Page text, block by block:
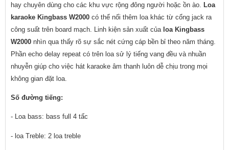
hay chuyên dùng cho các khu vực rộng đông người hoặc ồn ào. Loa
karaoke Kingbass W2000 có thể nối thêm loa khác từ cổng jack ra
công suất trên board mạch. Linh kiện sản xuất của loa Kingbass
W2000 nhìn qua thấy rõ sự sắc nét cứng cáp bền bỉ theo năm tháng.
Phần echo delay repeat có trên loa sử lý tiếng vang đều và nhuần
nhuyễn giúp cho việc hát karaoke âm thanh luôn dễ chịu trong mọi
không gian đặt loa.
Số đường tiếng:
- Loa bass: bass full 4 tấc
- loa Treble: 2 loa treble